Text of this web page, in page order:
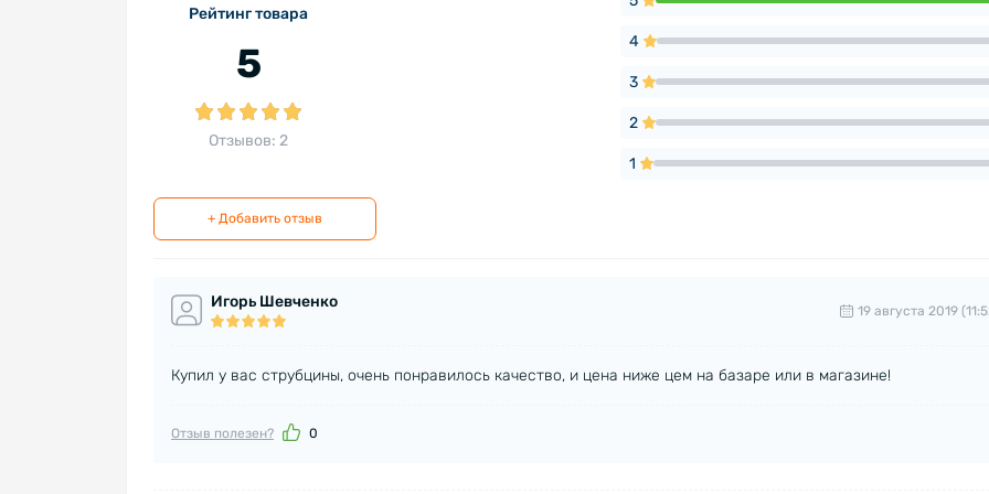
Рейтинг товара
5
Отзывов: 2
4
3
2
1
+ Добавить отзыв
Игорь Шевченко 19 августа 2019
Купил у вас струбцины, очень понравилось качество, и цена ниже цем на базаре или в магазине!
Отзыв полезен? 0